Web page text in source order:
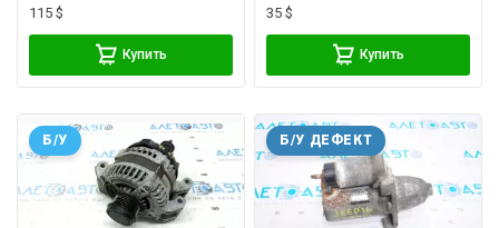
115 $
Купить
35 $
Купить
Б/У Б/У ДЕФЕКТ